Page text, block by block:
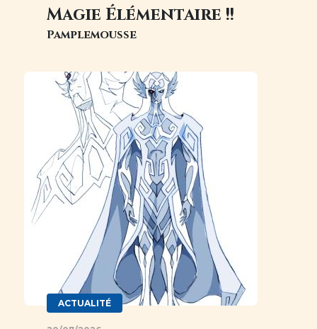
Magie Élémentaire !!
Pamplemousse
Image
ACTUALITÉ